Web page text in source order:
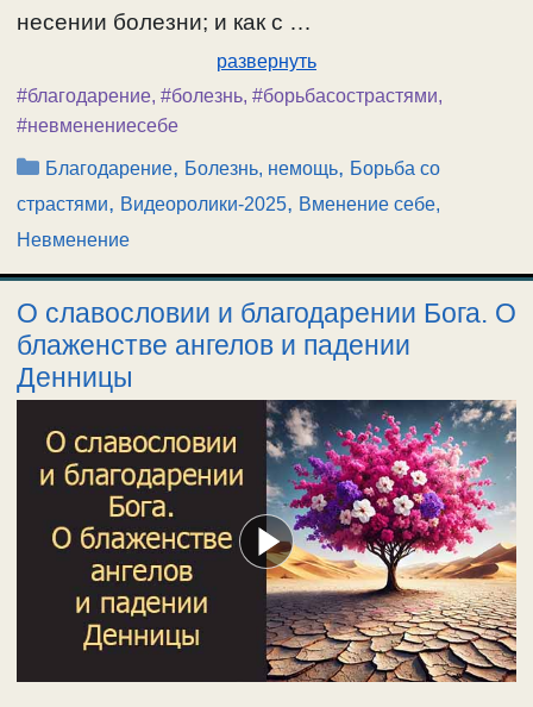
несении болезни; и как с …
развернуть
#благодарение, #болезнь, #борьбасострастями,
#невменениесебе
Рубрики
Благодарение, Болезнь, немощь, Борьба со
страстями, Видеоролики-2025, Вменение себе,
Невменение
О славословии и благодарении Бога. О
блаженстве ангелов и падении
Денницы